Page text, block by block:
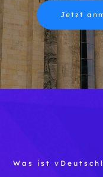
Jetzt
Was ist